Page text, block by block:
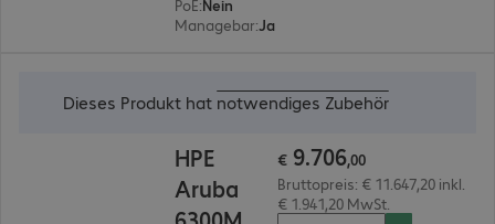
PoE:Nein
Managebar:Ja
Dieses Produkt hat notwendiges Zubehör
HPE
Aruba
€ 9.706,00
Bruttopreis: € 11.647,20 inkl.
€ 1.941,20 MwSt.